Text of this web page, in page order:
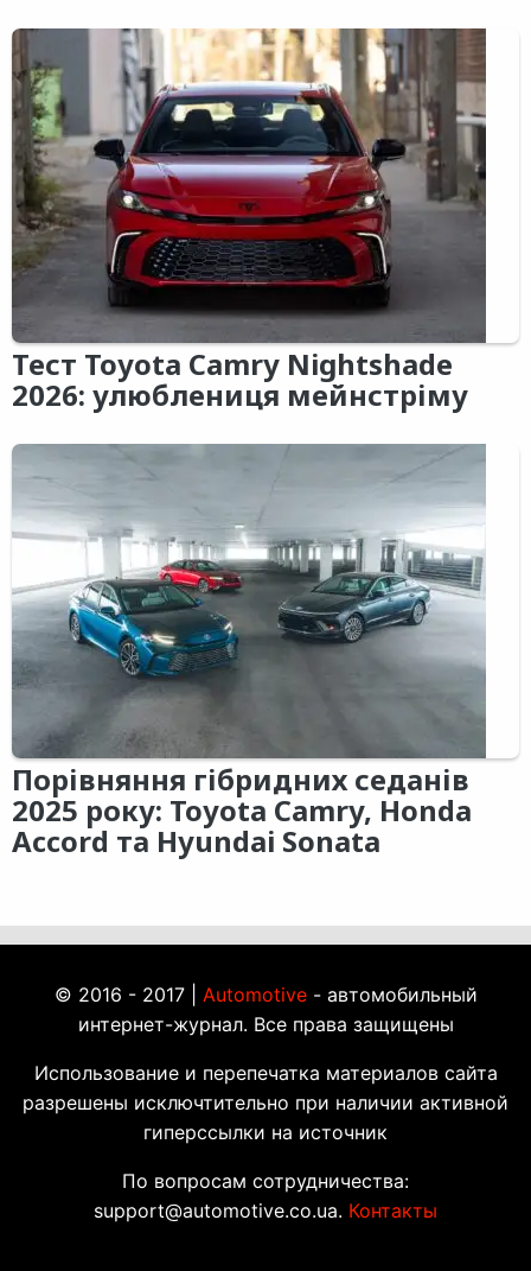
Тест Toyota Camry Nightshade
2026: улюблениця мейнстріму
Порівняння гібридних седанів
2025 року: Toyota Camry, Honda
Accord та Hyundai Sonata
© 2016 - 2017 | Automotive- автомобильный
интернет-журнал. Все права защищены
Использование и перепечатка материалов сайта
разрешены исключтительно при наличии активной
гиперссылки на источник
По вопросам сотрудничества:
support@automotive.co.ua. Контакты